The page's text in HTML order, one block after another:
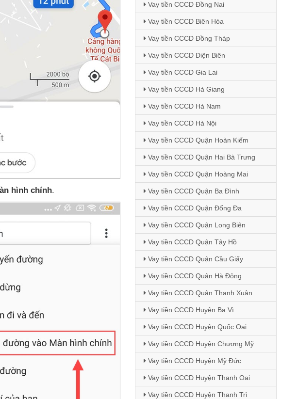
hình chính.
Vay tiền CCCD Đồng Nai
Vay tiền CCCD Biên Hòa
Vay tiền CCCD Đồng Tháp
Vay tiền CCCD Điện Biên
Vay tiền CCCD Gia Lai
Vay tiền CCCD Hà Giang
Vay tiền CCCD Hà Nam
Vay tiền CCCD Hà Nội
Vay tiền CCCD Quận Hoàn Kiếm
Vay tiền CCCD Quận Hai Bà Trưng
Vay tiền CCCD Quận Hoàng Mai
Vay tiền CCCD Quận Ba Đình
Vay tiền CCCD Quận Đống Đa
Vay tiền CCCD Quận Long Biên
Vay tiền CCCD Quận Tây Hồ
Vay tiền CCCD Quận Cầu Giấy
Vay tiền CCCD Quận Hà Đông
Vay tiền CCCD Quận Thanh Xuân
Vay tiền CCCD Huyện Ba Vì
Vay tiền CCCD Huyện Quốc Oai
Vay tiền CCCD Huyện Chương Mỹ
Vay tiền CCCD Huyện Mỹ Đức
Vay tiền CCCD Huyện Thanh Oai
Vay tiền CCCD Huyện Thanh Trì